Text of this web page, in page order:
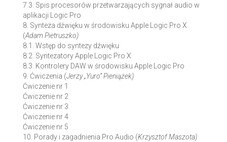
7.3. Spis procesorów przetwarzających sygnał audio w
aplikacji Logic Pro
8. Synteza dźwięku w środowisku Apple Logic Pro X
(Adam Pietruszko)
8.1. Wstęp do syntezy dźwięku
8.2. Syntezatory Apple Logic Pro X
8.3. Kontrolery DAW w środowisku Apple Logic Pro
9. Ćwiczenia (Jerzy „Yuro” Pieniążek)
Ćwiczenie nr 1
Ćwiczenie nr 2
Ćwiczenie nr 3
Ćwiczenie nr 4
Ćwiczenie nr 5
10. Porady i zagadnienia Pro Audio (Krzysztof Maszota)